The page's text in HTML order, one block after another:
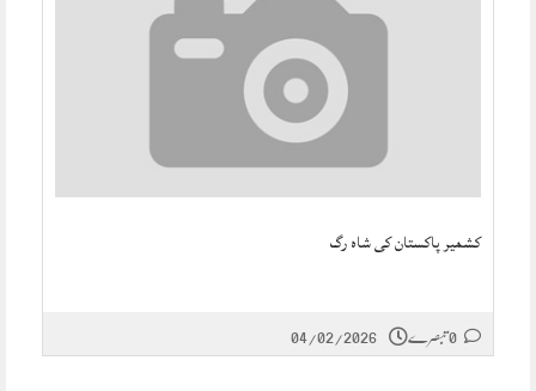
کشمیر پاکستان کی شاہ رگ
04/02/2026